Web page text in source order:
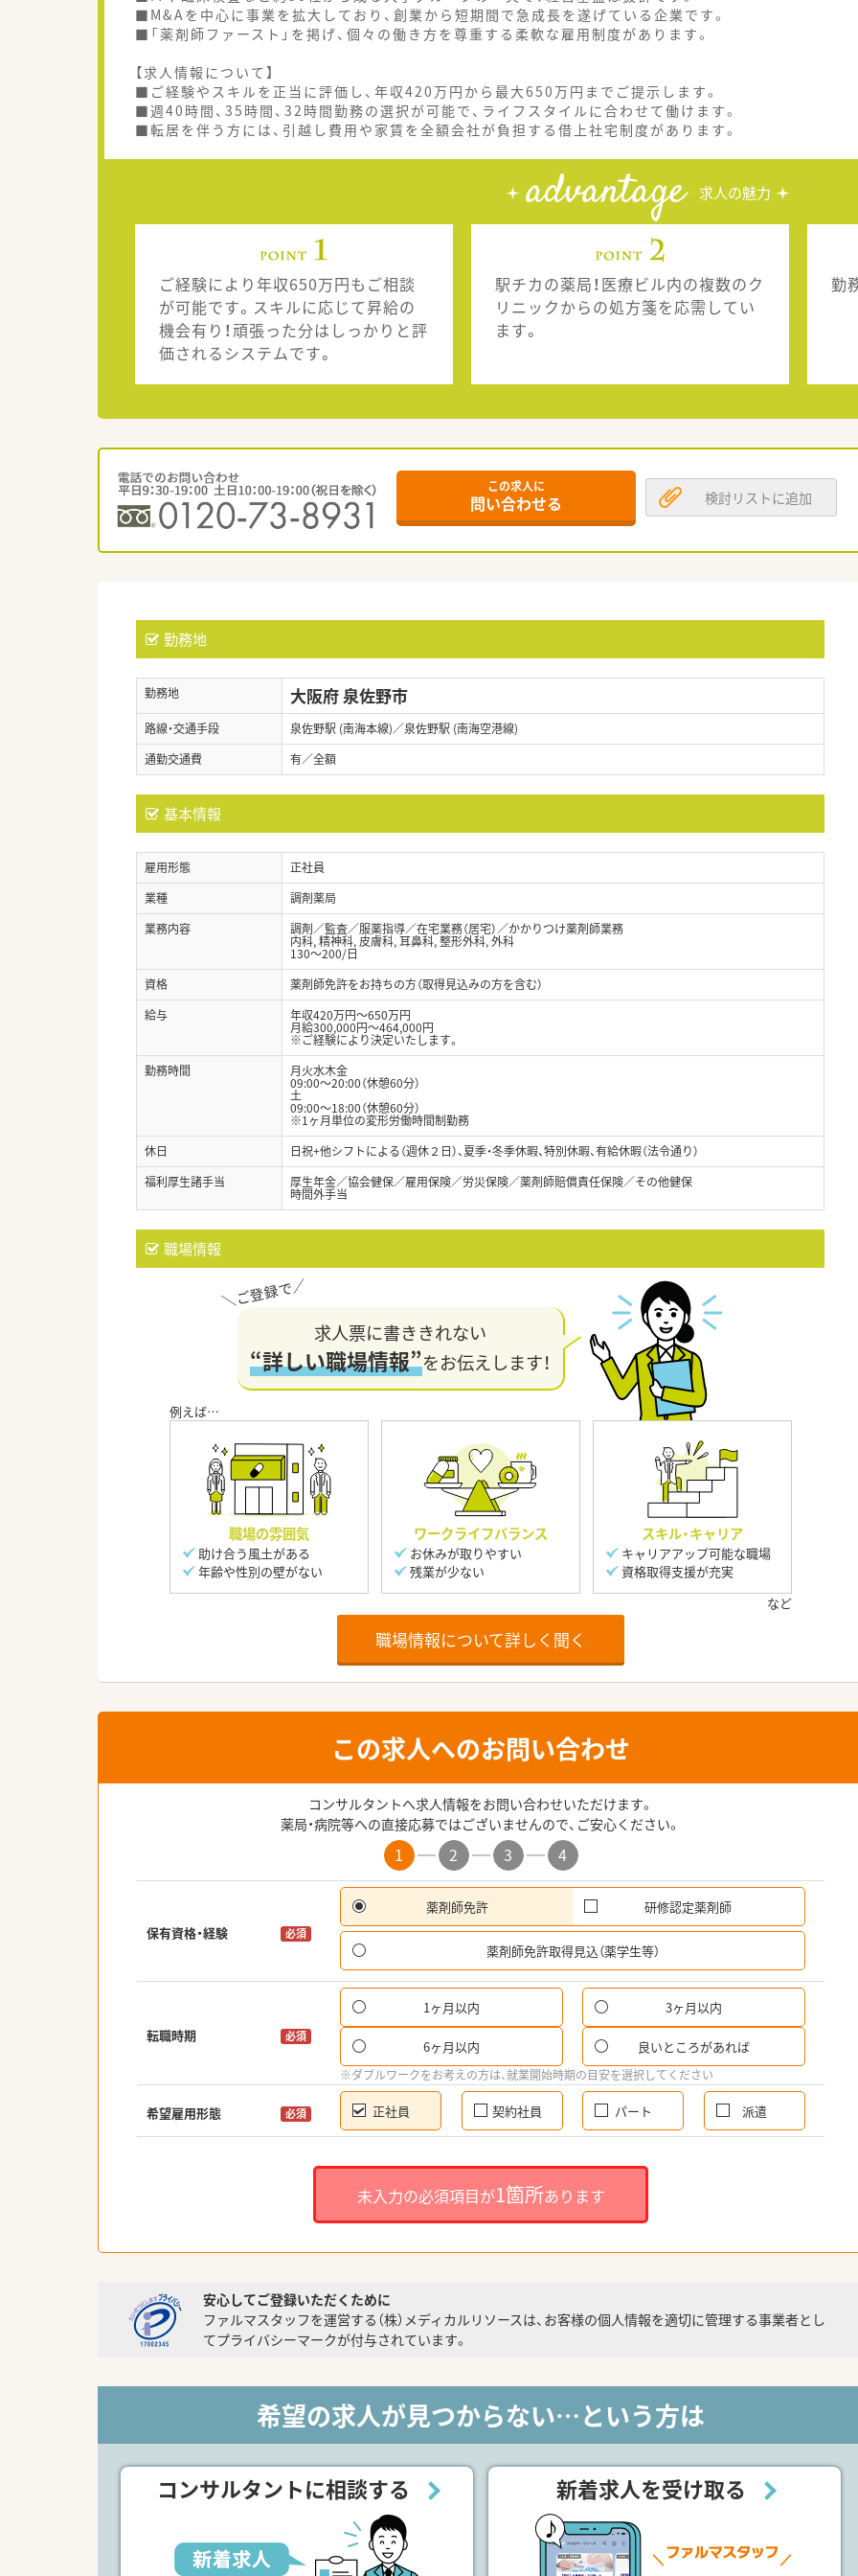
■M&Aを中心に事業を拡大しており、創業から短期間で急成長を遂げている企業です。
■「薬剤師ファースト」を掲げ、個々の働き方を尊重する柔軟な雇用制度があります。
【求人情報について】
■ご経験やスキルを正当に評価し、年収420万円から最大650万円までご提示します。
■週40時間、35時間、32時間勤務の選択が可能で、ライフスタイルに合わせて働けます。
■転居を伴う方には、引越し費用や家賃を全額会社が負担する借上社宅制度があります。
advantage 求人の魅力
ご経験により年収650万円もご相談
が可能です。スキルに応じて昇給の
機会有り！頑張った分はしっかりと評
価されるシステムです。
駅チカの薬局！医療ビル内の複数のク
リニックからの処方箋を応需してい
ます。
勤
この求人に
問い合わせる 検討リストに追加
勤務地
勤務地 大阪府 泉佐野市
路線・交通手段
泉佐野駅 (南海本線)／泉佐野駅 (南海空港線)
通勤交通費
有／全額
基本情報
雇用形態
正社員
業種
調剤薬局
業務内容
調剤／監査／服薬指導／在宅業務（居宅）／かかりつけ薬剤師業務
内科, 精神科, 皮膚科, 耳鼻科, 整形外科, 外科
130～200/日
資格
薬剤師免許をお持ちの方（取得見込みの方を含む）
給与
年収420万円～650万円
月給300,000円～464,000円
※ご経験により決定いたします。
勤務時間
月火水木金
09:00～20:00（休憩60分）
土
09:00～18:00（休憩60分）
※1ヶ月単位の変形労働時間制勤務
休日
日祝+他シフトによる（週休２日）、夏季・冬季休暇、特別休暇、有給休暇（法令通り）
福利厚生諸手当
厚生年金／協会健保／雇用保険／労災保険／薬剤師賠償責任保険／その他健保
時間外手当
職場情報
求人票に書ききれない
“詳しい職場情報”をお伝えします！
職場の雰囲気
助け合う風土がある
年齢や性別の壁がない
ワークライフバランス
お休みが取りやすい
残業が少ない
スキル・キャリア
キャリアアップ可能な職場
資格取得支援が充実
職場情報について詳しく聞く
この求人へのお問い合わせ
コンサルタントへ求人情報をお問い合わせいただけます。
薬局・病院等への直接応募ではございませんので、ご安心ください。
1 2 3 4
保有資格・経験 必須
薬剤師免許 研修認定薬剤師
薬剤師免許取得見込（薬学生等）
転職時期 必須
1ヶ月以内 3ヶ月以内
6ヶ月以内 良いところがあれば
※ダブルワークをお考えの方は、就業開始時期の目安を選択してください
希望雇用形態 必須 正社員 契約社員 パート 派遣
未入力の必須項目が1箇所あります
安心してご登録いただくために
ファルマスタッフを運営する（株）メディカルリソースは、お客様の個人情報を適切に管理する事業者とし
てプライバシーマークが付与されています。
希望の求人が見つからない…という方は
コンサルタントに相談する 新着求人を受け取る